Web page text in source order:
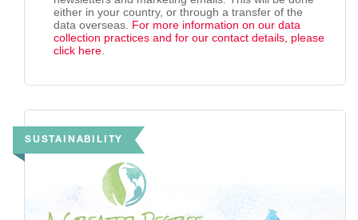
either in your country, or through a transfer of the
data overseas. For more information on our data
collection practices and for our contact details, please
click here.
SUSTAINABILITY